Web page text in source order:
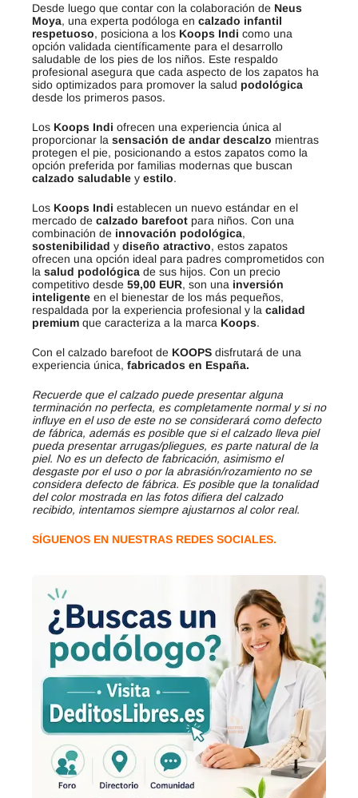
Desde luego que contar con la colaboración de Neus
Moya, una experta podóloga en calzado infantil
respetuoso, posiciona a los Koops Indi como una
opción validada científicamente para el desarrollo
saludable de los pies de los niños. Este respaldo
profesional asegura que cada aspecto de los zapatos ha
sido optimizados para promover la salud podológica
desde los primeros pasos.
Los Koops Indi ofrecen una experiencia única al
proporcionar la sensación de andar descalzo mientras
protegen el pie, posicionando a estos zapatos como la
opción preferida por familias modernas que buscan
calzado saludable y estilo.
Los Koops Indi establecen un nuevo estándar en el
mercado de calzado barefoot para niños. Con una
combinación de innovación podológica,
sostenibilidad y diseño atractivo, estos zapatos
ofrecen una opción ideal para padres comprometidos con
la salud podológica de sus hijos. Con un precio
competitivo desde 59,00 EUR, son una inversión
inteligente en el bienestar de los más pequeños,
respaldada por la experiencia profesional y la calidad
premium que caracteriza a la marca Koops.
Con el calzado barefoot de KOOPS disfrutará de una
experiencia única, fabricados en España.
Recuerde que el calzado puede presentar alguna
terminación no perfecta, es completamente normal y si no
influye en el uso de este no se considerará como defecto
de fábrica, además es posible que si el calzado lleva piel
pueda presentar arrugas/pliegues, es parte natural de la
piel. No es un defecto de fabricación, asimismo el
desgaste por el uso o por la abrasión/rozamiento no se
considera defecto de fábrica. Es posible que la tonalidad
del color mostrada en las fotos difiera del calzado
recibido, intentamos siempre ajustarnos al color real.
SÍGUENOS EN NUESTRAS REDES SOCIALES.